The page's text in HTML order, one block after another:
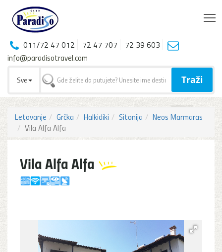
011/72 47 012 72 47 707
72 39 603
info@paradisotravel.com
Sve Traži
Letovanje Grčka Halkidiki Sitonija
Neos Marmaras
Vila Alfa Alfa
Vila Alfa Alfa